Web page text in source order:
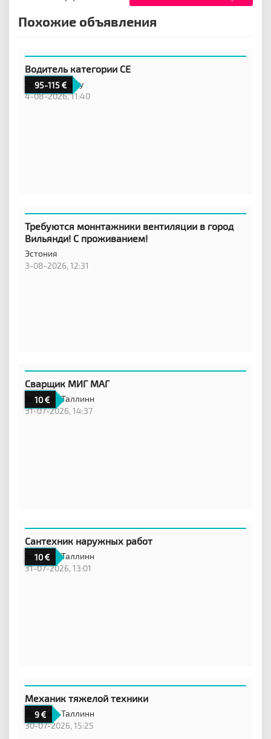
Похожие объявления
95-115
Водитель категории CE
Эстония,Тарту
4-08-2026, 11:40
Требуются моннтажники вентиляции в город
Вильянди! С проживанием!
Эстония
3-08-2026, 12:31
10
Сварщик МИГ МАГ
Эстония,Таллинн
31-07-2026, 14:37
10
Сантехник наружных работ
Эстония,Таллинн
31-07-2026, 13:01
9
Механик тяжелой техники
Эстония,Таллинн
30-07-2026, 15:25